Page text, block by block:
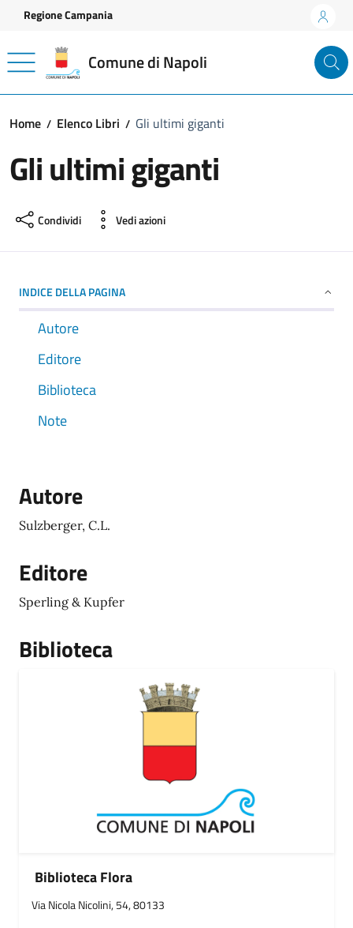
Vai ai contenuti
Vai al footer
Regione Campania
Comune di Napoli
Home Elenco Libri Gli ultimi giganti
Gli ultimi giganti
Condividi Vedi azioni
INDICE DELLA PAGINA
Autore
Editore
Biblioteca
Note
Autore
Sulzberger, C.L.
Editore
Sperling & Kupfer
Biblioteca
Biblioteca Flora
Via Nicola Nicolini, 54, 80133